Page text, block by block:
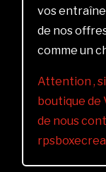
vos
de nos
comme un
Attention ,
boutique de
de nous